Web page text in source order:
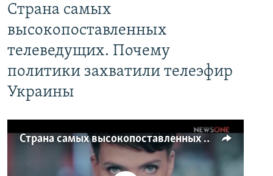
Страна самых
высокопоставленных
телеведущих. Почему
политики захватили телеэфир
Украины
Страна самых высокопоставленных телеведущих. Почему политики захватили телеэфир Украины